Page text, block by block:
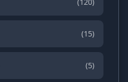
(15)
(5)